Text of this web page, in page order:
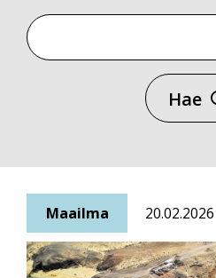
Hae
Maailma 20.02.2026